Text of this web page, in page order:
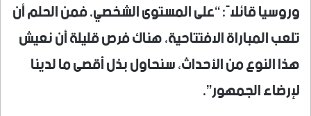
وروسيا قائلاً: “على المستوى الشخصي، فمن الحلم أن
تلعب المباراة الافتتاحية، هناك فرص قليلة أن نعيش
هذا النوع من الأحداث، سنحاول بذل أقصى ما لدينا
لإرضاء الجمهور”.